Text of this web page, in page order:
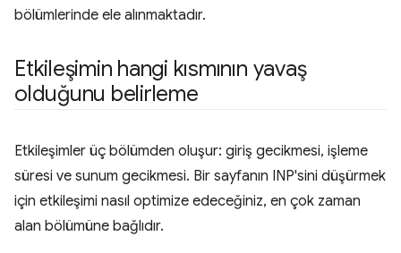
bölümlerinde ele alınmaktadır.
Etkileşimin hangi kısmının yavaş
olduğunu belirleme
Etkileşimler üç bölümden oluşur: giriş gecikmesi, işleme
süresi ve sunum gecikmesi. Bir sayfanın INP'sini düşürmek
için etkileşimi nasıl optimize edeceğiniz, en çok zaman
alan bölümüne bağlıdır.